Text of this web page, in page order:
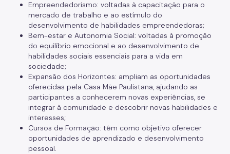
Empreendedorismo: voltadas à capacitação para o
mercado de trabalho e ao estímulo do
desenvolvimento de habilidades empreendedoras;
Bem-estar e Autonomia Social: voltadas à promoção
do equilíbrio emocional e ao desenvolvimento de
habilidades sociais essenciais para a vida em
sociedade;
Expansão dos Horizontes: ampliam as oportunidades
oferecidas pela Casa Mãe Paulistana, ajudando as
participantes a conhecerem novas experiências, se
integrar à comunidade e descobrir novas habilidades e
interesses;
Cursos de Formação: têm como objetivo oferecer
oportunidades de aprendizado e desenvolvimento
pessoal.